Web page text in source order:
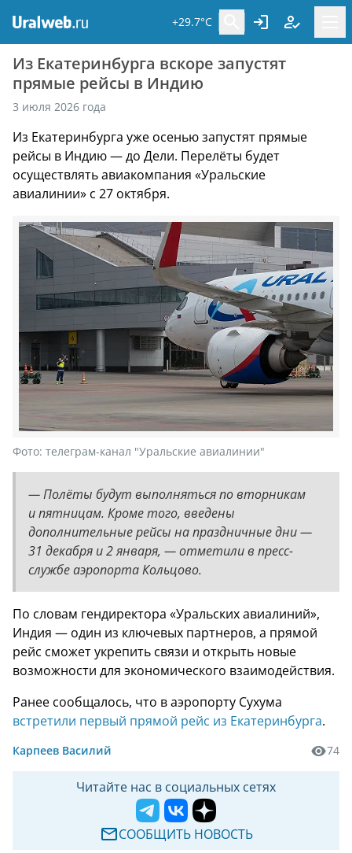
+29.7°C
Из Екатеринбурга вскоре запустят
прямые рейсы в Индию
3 июля 2026 года
Из Екатеринбурга уже осенью запустят прямые
рейсы в Индию — до Дели. Перелёты будет
осуществлять авиакомпания «Уральские
авиалинии» с 27 октября.
Фото: телеграм-канал "Уральские авиалинии"
— Полёты будут выполняться по вторникам
и пятницам. Кроме того, введены
дополнительные рейсы на праздничные дни —
31 декабря и 2 января, — отметили в пресс-
службе аэропорта Кольцово.
По словам гендиректора «Уральских авиалиний»,
Индия — один из ключевых партнеров, а прямой
рейс сможет укрепить связи и открыть новые
возможности для экономического взаимодействия.
Ранее сообщалось, что в аэропорту Сухума
встретили первый прямой рейс из Екатеринбурга.
Карпеев Василий 74
Читайте нас в социальных сетях
СООБЩИТЬ НОВОСТЬ